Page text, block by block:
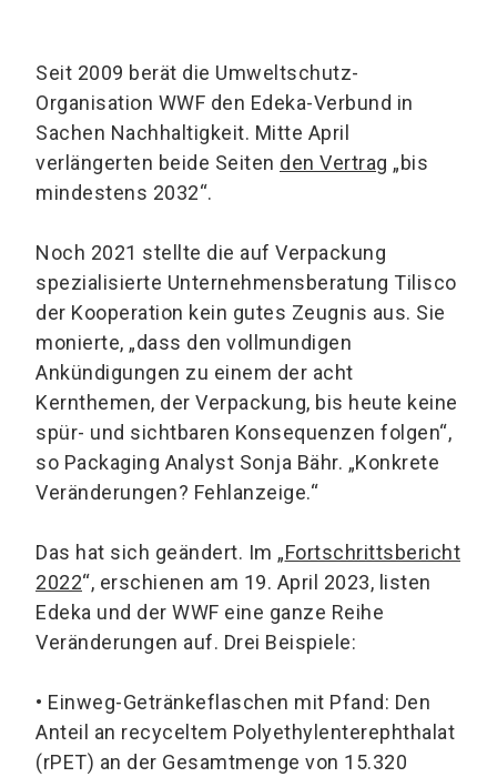
Seit 2009 berät die Umweltschutz-
Organisation WWF den Edeka-Verbund in
Sachen Nachhaltigkeit. Mitte April
verlängerten beide Seiten den Vertrag „bis
mindestens 2032“.
Noch 2021 stellte die auf Verpackung
spezialisierte Unternehmensberatung Tilisco
der Kooperation kein gutes Zeugnis aus. Sie
monierte, „dass den vollmundigen
Ankündigungen zu einem der acht
Kernthemen, der Verpackung, bis heute keine
spür- und sichtbaren Konsequenzen folgen“,
so Packaging Analyst Sonja Bähr. „Konkrete
Veränderungen? Fehlanzeige.“
Das hat sich geändert. Im „Fortschrittsbericht
2022“, erschienen am 19. April 2023, listen
Edeka und der WWF eine ganze Reihe
Veränderungen auf. Drei Beispiele:
• Einweg-Getränkeflaschen mit Pfand: Den
Anteil an recyceltem Polyethylenterephthalat
(rPET) an der Gesamtmenge von 15.320